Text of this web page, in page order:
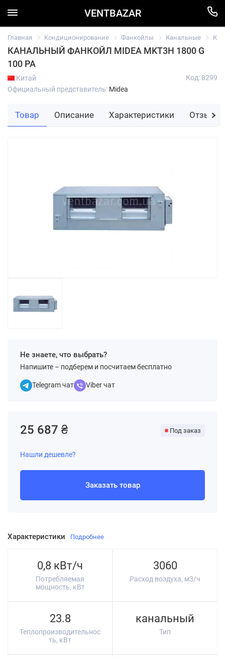
VENTBAZAR
Главная Кондиционирование Фанкойлы Канальные
КАНАЛЬНЫЙ ФАНКОЙЛ MIDEA MKT3H 1800 G
100 PA
Китай
Официальный представитель: Midea
Код: 8299
Не знаете, что выбрать?
Напишите – подберем и посчитаем бесплатно
Telegram чат Viber чат
Характеристики Подробнее
0,8 кВт/ч
Потребляемая
мощность, кВт
3060
Расход воздуха, м3/ч
23.8
Теплопроизводительнос
ть, кВт
канальный
Тип
25 687 ₴ Под заказ
Нашли дешевле?
Заказать товар
Товар Описание Характеристики Отзывы